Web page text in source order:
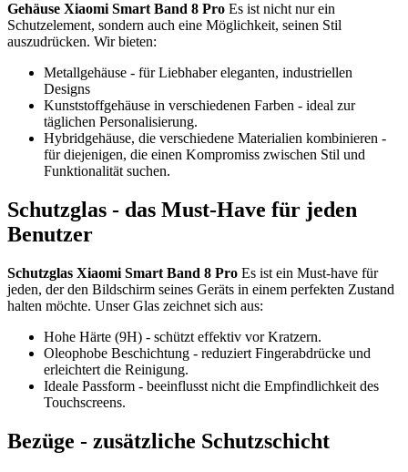
Gehäuse Xiaomi Smart Band 8 Pro Es ist nicht nur ein
Schutzelement, sondern auch eine Möglichkeit, seinen Stil
auszudrücken. Wir bieten:
Metallgehäuse - für Liebhaber eleganten, industriellen
Designs
Kunststoffgehäuse in verschiedenen Farben - ideal zur
täglichen Personalisierung.
Hybridgehäuse, die verschiedene Materialien kombinieren -
für diejenigen, die einen Kompromiss zwischen Stil und
Funktionalität suchen.
Schutzglas - das Must-Have für jeden
Benutzer
Schutzglas Xiaomi Smart Band 8 Pro Es ist ein Must-have für
jeden, der den Bildschirm seines Geräts in einem perfekten Zustand
halten möchte. Unser Glas zeichnet sich aus:
Hohe Härte (9H) - schützt effektiv vor Kratzern.
Oleophobe Beschichtung - reduziert Fingerabdrücke und
erleichtert die Reinigung.
Ideale Passform - beeinflusst nicht die Empfindlichkeit des
Touchscreens.
Bezüge - zusätzliche Schutzschicht